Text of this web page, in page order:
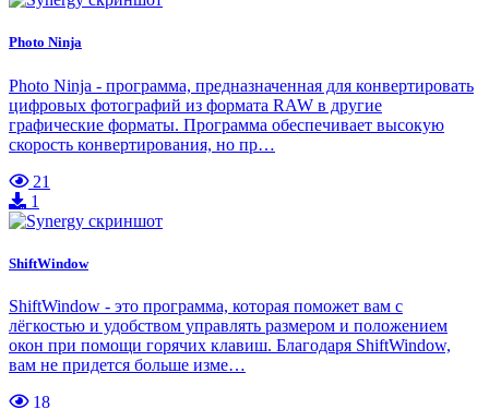
Photo Ninja
Photo Ninja - программа, предназначенная для конвертировать
цифровых фотографий из формата RAW в другие
графические форматы. Программа обеспечивает высокую
скорость конвертирования, но пр…
21
1
ShiftWindow
ShiftWindow - это программа, которая поможет вам с
лёгкостью и удобством управлять размером и положением
окон при помощи горячих клавиш. Благодаря ShiftWindow,
вам не придется больше изме…
18